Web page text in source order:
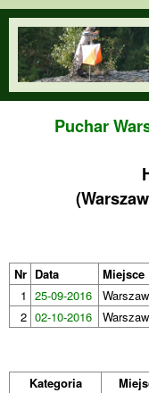
Puchar
Nr Data Miejsce
1 25-09-2016
2 02-10-2016
Kategoria